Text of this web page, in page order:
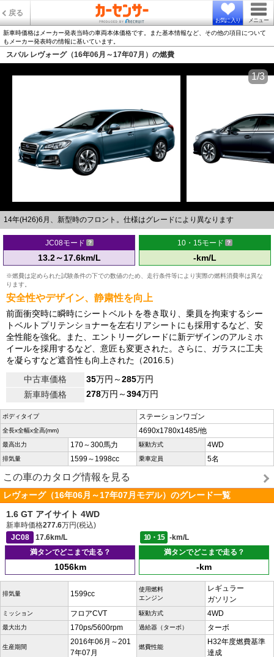
戻る
お気に入り メニュー
新車時価格はメーカー発表当時の車両本体価格です。また基本情報など、その他の項目について
もメーカー発表時の情報に基いています。
スバル レヴォーグ（16年06月～17年07月）の燃費
14年(H26)6月、新型時のフロント。仕様はグレードにより異なります
1/3
JC08モード
13.2～17.6km/L
10・15モード
-km/L
※燃費は定められた試験条件の下での数値のため、走行条件等により実際の燃料消費率は異な
ります。
安全性やデザイン、静粛性を向上
前面衝突時に瞬時にシートベルトを巻き取り、乗員を拘束するシー
トベルトプリテンショナーを左右リアシートにも採用するなど、安
全性能を強化。また、エントリーグレードに新デザインのアルミホ
イールを採用するなど、意匠も変更された。さらに、ガラスに工夫
を凝らすなど遮音性も向上された（2016.5）
中古車価格
35万円～285万円
新車時価格
278万円～394万円
ボディタイプ ステーションワゴン
全長x全幅x全高(mm) 4690x1780x1485/他
最高出力 170～300馬力 駆動方式 4WD
排気量 1599～1998cc 乗車定員 5名
この車のカタログ情報を見る
レヴォーグ（16年06月～17年07月モデル）のグレード一覧
1.6 GT アイサイト 4WD
新車時価格277.6万円(税込)
JC08
17.6km/L 10・15
-km/L
満タンでどこまで走る？
1056km
満タンでどこまで走る？
-km
排気量 1599cc
使用燃料
エンジン
レギュラー
ガソリン
ミッション フロアCVT 駆動方式 4WD
最大出力 170ps/5600rpm 過給器（ターボ） ターボ
生産期間
2016年06月～201
7年07月
燃費性能
H32年度燃費基準
達成